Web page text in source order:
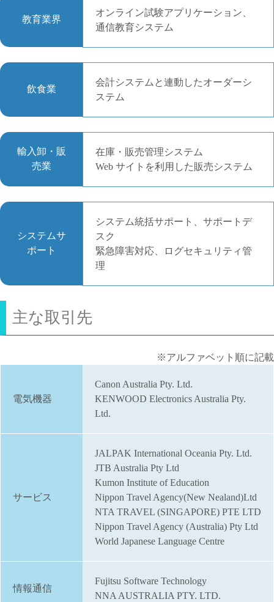
教育業界
オンライン試験アプリケーション、
通信教育システム
飲食業
会計システムと連動したオーダーシ
ステム
輸入卸・販
売業
在庫・販売管理システム
Web サイトを利用した販売システム
システムサ
ポート
システム統括サポート、サポートデ
スク
緊急障害対応、ログセキュリティ管
理
主な取引先
※アルファベット順に記載
電気機器
Canon Australia Pty. Ltd.
KENWOOD Electronics Australia Pty.
Ltd.
サービス
JALPAK International Oceania Pty. Ltd.
JTB Australia Pty Ltd
Kumon Institute of Education
Nippon Travel Agency(New Nealand)Ltd
NTA TRAVEL (SINGAPORE) PTE LTD
Nippon Travel Agency (Australia) Pty Ltd
World Japanese Language Centre
情報通信
Fujitsu Software Technology
NNA AUSTRALIA PTY. LTD.